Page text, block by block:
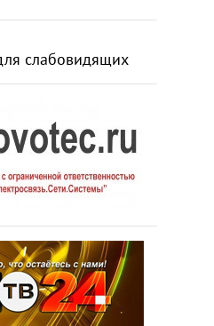
слабовидящих